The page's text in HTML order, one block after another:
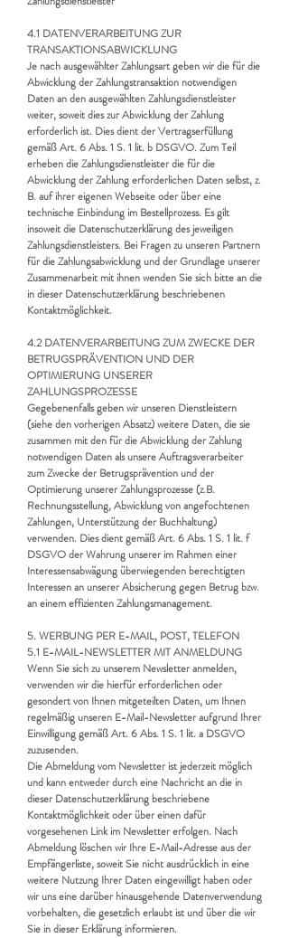
4.1 DATENVERARBEITUNG ZUR
TRANSAKTIONSABWICKLUNG
Je nach ausgewählter Zahlungsart geben wir die für die
Abwicklung der Zahlungstransaktion notwendigen
Daten an den ausgewählten Zahlungsdienstleister
weiter, soweit dies zur Abwicklung der Zahlung
erforderlich ist. Dies dient der Vertragserfüllung
gemäß Art. 6 Abs. 1 S. 1 lit. b DSGVO. Zum Teil
erheben die Zahlungsdienstleister die für die
Abwicklung der Zahlung erforderlichen Daten selbst, z.
B. auf ihrer eigenen Webseite oder über eine
technische Einbindung im Bestellprozess. Es gilt
insoweit die Datenschutzerklärung des jeweiligen
Zahlungsdienstleisters. Bei Fragen zu unseren Partnern
für die Zahlungsabwicklung und der Grundlage unserer
Zusammenarbeit mit ihnen wenden Sie sich bitte an die
in dieser Datenschutzerklärung beschriebenen
Kontaktmöglichkeit.
4.2 DATENVERARBEITUNG ZUM ZWECKE DER
BETRUGSPRÄVENTION UND DER
OPTIMIERUNG UNSERER
ZAHLUNGSPROZESSE
Gegebenenfalls geben wir unseren Dienstleistern
(siehe den vorherigen Absatz) weitere Daten, die sie
zusammen mit den für die Abwicklung der Zahlung
notwendigen Daten als unsere Auftragsverarbeiter
zum Zwecke der Betrugsprävention und der
Optimierung unserer Zahlungsprozesse (z.B.
Rechnungsstellung, Abwicklung von angefochtenen
Zahlungen, Unterstützung der Buchhaltung)
verwenden. Dies dient gemäß Art. 6 Abs. 1 S. 1 lit. f
DSGVO der Wahrung unserer im Rahmen einer
Interessensabwägung überwiegenden berechtigten
Interessen an unserer Absicherung gegen Betrug bzw.
an einem effizienten Zahlungsmanagement.
5. WERBUNG PER E-MAIL, POST, TELEFON
5.1 E-MAIL-NEWSLETTER MIT ANMELDUNG
Wenn Sie sich zu unserem Newsletter anmelden,
verwenden wir die hierfür erforderlichen oder
gesondert von Ihnen mitgeteilten Daten, um Ihnen
regelmäßig unseren E-Mail-Newsletter aufgrund Ihrer
Einwilligung gemäß Art. 6 Abs. 1 S. 1 lit. a DSGVO
zuzusenden.
Die Abmeldung vom Newsletter ist jederzeit möglich
und kann entweder durch eine Nachricht an die in
dieser Datenschutzerklärung beschriebene
Kontaktmöglichkeit oder über einen dafür
vorgesehenen Link im Newsletter erfolgen. Nach
Abmeldung löschen wir Ihre E-Mail-Adresse aus der
Empfängerliste, soweit Sie nicht ausdrücklich in eine
weitere Nutzung Ihrer Daten eingewilligt haben oder
wir uns eine darüber hinausgehende Datenverwendung
vorbehalten, die gesetzlich erlaubt ist und über die wir
Sie in dieser Erklärung informieren.